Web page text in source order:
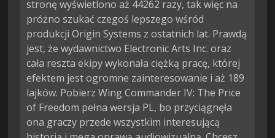
stronę wyświetlono aż 44262 razy, tak więc na
próżno szukać czegoś lepszego wśród
produkcji Origin Systems z ostatnich lat. Prawdą
jest, że wydawnictwo Electronic Arts Inc. oraz
cała reszta ekipy wykonała ciężką pracę, której
efektem jest ogromne zainteresowanie i aż 189
lajków. Pobierz Wing Commander IV: The Price
of Freedom pełna wersja PL, bo przyciągnęła
ona graczy przede wszystkim interesującą